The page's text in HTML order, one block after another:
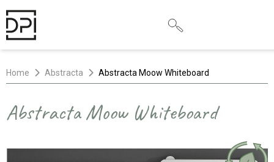
Home Abstracta Abstracta Moow Whiteboard
Abstracta Moow Whiteboard